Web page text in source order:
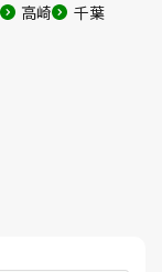
高崎
千葉